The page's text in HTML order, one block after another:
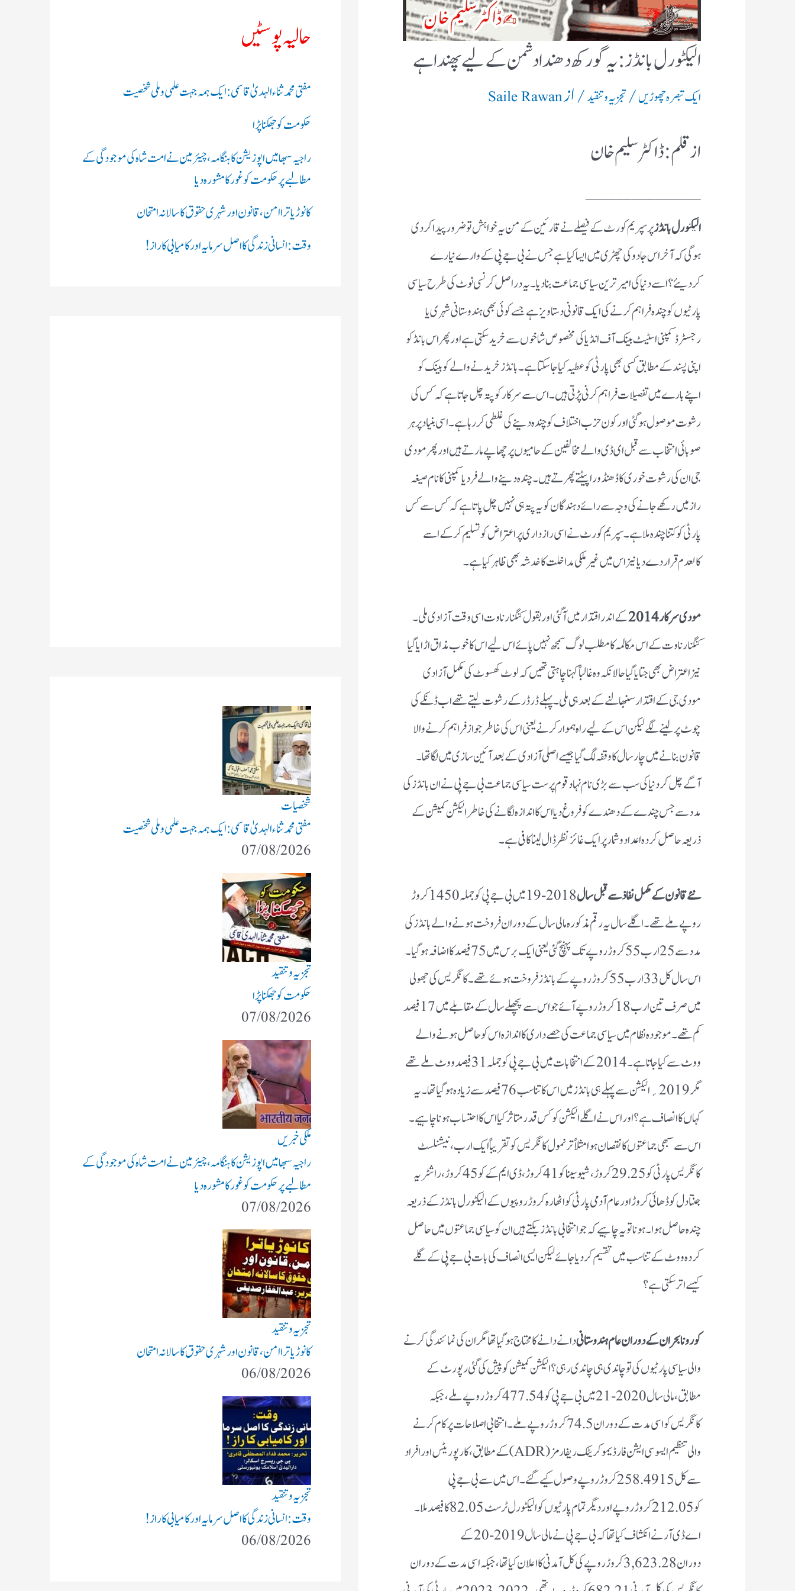
الیکٹورل بانڈز:یہ گورکھ دھندا دشمن کےلیے پھنداہے
ایک تبصرہ چھوڑیں/تجزیہ و تنقید/ ازSaile Rawan
ازقلم: ڈاکٹر سلیم خان
الیکٹورل بانڈزپر سپریم کورٹ کے فیصلے نے قارئین کے من یہ خواہش تو ضرور پیدا کردی
ہوگی کہ آخر اس جادو کی چھڑی میں ایسا کیا ہے جس نے بی جے پی کے وارے نیارے
کردیئے؟ اسے دنیا کی امیر ترین سیاسی جماعت بنا دیا۔ یہ دراصل کرنسی نوٹ کی طرح سیاسی
پارٹیوں کو چندہ فراہم کرنے کی ایک قانونی دستاویز ہے جسے کوئی بھی ہندوستانی شہری یا
رجسٹرڈ کمپنی اسٹیٹ بینک آف انڈیا کی مخصوص شاخوں سے خرید سکتی ہے اور پھر اس بانڈ کو
اپنی پسند کے مطابق کسی بھی پارٹی کو عطیہ کیا جاسکتا ہے۔ بانڈز خریدنے والے کو بینک کو
اپنے بارے میں تفصیلات فراہم کرنی پڑتی ہیں ۔ اس سے سرکار کو پتہ چل جاتا ہے کہ کس کی
رشوت موصول ہو گئی اور کون حزب اختلاف کو چندہ دینے کی غلطی کر رہا ہے۔ اسی بنیاد پر ہر
صوبائی انتخاب سے قبل ای ڈی والے مخالفین کے حامیوں پر چھاپے مارتے ہیں اورپھر مودی
جی ان کی رشوت خوری کا ڈھنڈورا پیٹتے پھرتے ہیں۔ چندہ دینے والے فرد یا کمپنی کا نام صیغہ
راز میں رکھے جانے کی وجہ سے رائے دہندگان کو یہ پتہ ہی نہیں چل پاتا ہے کہ کس سے کس
پارٹی کو کتنا چندہ ملا ہے۔سپریم کورٹ نے اسی رازداری پر اعتراض کو تسلیم کرکے اسے
کالعدم قرار دے دیا نیز اس میں غیر ملکی مداخلت کا خدشہ بھی ظاہر کیا ہے ۔
مودی سرکار2014کے اندر اقتدار میں آگئی اور بقول کنگنا رناوت اسی وقت آزادی ملی۔
کنگنا رناوت کے اس مکالمہ کا مطلب لوگ سمجھ نہیں پائے اس لیے اس کا خوب مذاق اڑایا گیا
نیز اعتراض بھی جتایا گیا حالانکہ وہ غالباً کہنا چاہتی تھیں کہ لوٹ کھسوٹ کی مکمل آزادی
مودی جی کے اقتدار سنبھالنے کے بعد ہی ملی۔ پہلے ڈر ڈر کے رشوت لیتے تھے اب ڈنکے کی
چوٹ پر لینے لگے لیکن اس کے لیے راہ ہموار کرنے یعنی اس کی خاطر جواز فراہم کرنے والا
قانون بنانے میں چار سال کا وقفہ لگ گیا جیسے اصلی آزادی کے بعد آئین سازی میں لگا تھا۔
آگے چل کر دنیا کی سب سے بڑی نام نہاد قوم پرست سیاسی جماعت بی جے پی نے ان بانڈز کی
مدد سے جس چندے کے دھندے کو فروغ دیااس کا اندازہ لگانے کی خاطر الیکشن کمیشن کے
ذریعہ حاصل کردہ اعدادو شمار پر ایک غائز نظر ڈال لینا کافی ہے۔
نئے قانون کے مکمل نفاذ سے قبل سال
2018-19 میں بی جے پی کو جملہ 1450 کروڑ
روپے ملے تھے۔ اگلے سال یہ رقم مذکورہ مالی سال کے دوران فروخت ہونے والے بانڈز کی
مدد سے 25 ارب 55 کروڑ روپے تک پہنچ گئی یعنی ایک برس میں 75 فیصد کا اضافہ ہوگیا ۔
اس سال کل 33 ارب 55 کروڑ روپے کے بانڈز فروخت ہوئے تھے۔ کانگریس کی جھولی
میں صرف تین ارب 18 کروڑ روپے آئے جو اس سے پچھلے سال کے مقابلے میں 17 فیصد
کم تھے۔ موجودہ نظام میں سیاسی جماعت کی حصے داری کا اندازہ اس کو حاصل ہونے والے
ووٹ سے کیا جاتا ہے۔ 2014 کے انتخابات میں بی جے پی کو جملہ 31 فیصد ووٹ ملے تھے
مگر 2019 ؍الیکشن سے پہلے ہی بانڈز میں اس کا تناسب 76فیصد سے زیادہ ہوگیا تھا۔ یہ
کہاں کا انصاف ہے ؟ اور اس نے اگلے الیکشن کو کس قدر متاثر کیا اس کا احتساب ہونا چاہیے۔
اس سے سبھی جماعتوں کا نقصان ہوا مثلاً ترنمول کانگریس کو تقریباً ایک ارب، نیشنلسٹ
کانگریس پارٹی کو 29.25 کروڑ، شیو سینا کو 41 کروڑ، ڈی ایم کے کو 45 کروڑ، راشٹریہ
جنتا دل کو ڈھائی کروڑ اور عام آدمی پارٹی کو اٹھارہ کروڑ روپیوں کے الیکٹورل بانڈز کے ذریعہ
چندہ حاصل ہوا۔ ہونا تو یہ چاہیے کہ جو انتخابی بانڈز بکتے ہیں ان کو سیاسی جماعتوں میں حاصل
کردہ ووٹ کے تناسب میں تقسیم کردیا جائے لیکن ایسی انصاف کی بات بی جے پی کے گلے
کیسے اتر سکتی ہے؟
کورونا بحران کے دوران عام ہندوستانیدانے دانے کا محتاج ہوگیا تھا مگر ان کی نمائندگی کرنے
والی سیاسی پارٹیوں کی تو چاندی ہی چاندی رہی؟ الیکشن کمیشن کو پیش کی گئی رپورٹ کے
مطابق، مالی سال 2020-21 میں بی جے پی کو 477.54 کروڑ روپے ملے، جبکہ
کانگریس کو اسی مدت کے دوران 74.5 کروڑ روپے ملے۔ انتخابی اصلاحات پر کام کرنے
والی تنظیم ایسوسی ایشن فار ڈیموکریٹک ریفارمز (ADR) کے مطابق، کارپوریٹس اور افراد
سے کل 258.4915 کروڑ روپے وصول کیے گئے۔ اس میں سے بی جے پی
کو 212.05 کروڑ روپے اور دیگر تمام پارٹیوں کو الیکٹورل ٹرسٹ 82.05 کا فیصد ملا ۔
اے ڈی آر نے انکشاف کیا تھا کہ بی جے پی نے مالی سال 2019-20 کے
دوران 3,623.28 کروڑ روپے کی کل آمدنی کا اعلان کیا تھا، جبکہ اسی مدت کے دوران
حالیہ پوسٹیں
مفتی محمد ثناء الہدیٰ قاسمی: ایک ہمہ جہت علمی و ملی شخصیت
حکومت کو جھکنا پڑا
راجیہ سبھا میں اپوزیشن کا ہنگامہ، چیئرمین نے امت شاہ کی موجودگی کے
مطالبے پر حکومت کو غور کا مشورہ دیا
کانوڑ یاترا امن،قانون اور شہری حقوق کا سالانہ امتحان
وقت: انسانی زندگی کا اصل سرمایہ اور کامیابی کا راز !
شخصیات
مفتی محمد ثناء الہدیٰ قاسمی: ایک ہمہ جہت علمی و ملی شخصیت
07/08/2026
تجزیہ و تنقید
حکومت کو جھکنا پڑا
07/08/2026
ملکی خبریں
راجیہ سبھا میں اپوزیشن کا ہنگامہ، چیئرمین نے امت شاہ کی موجودگی کے
مطالبے پر حکومت کو غور کا مشورہ دیا
07/08/2026
تجزیہ و تنقید
کانوڑ یاترا امن،قانون اور شہری حقوق کا سالانہ امتحان
06/08/2026
تجزیہ و تنقید
وقت: انسانی زندگی کا اصل سرمایہ اور کامیابی کا راز !
06/08/2026